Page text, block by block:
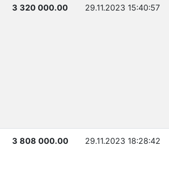
3 320 000.00 29.11.2023 15:40:57
3 808 000.00 29.11.2023 18:28:42